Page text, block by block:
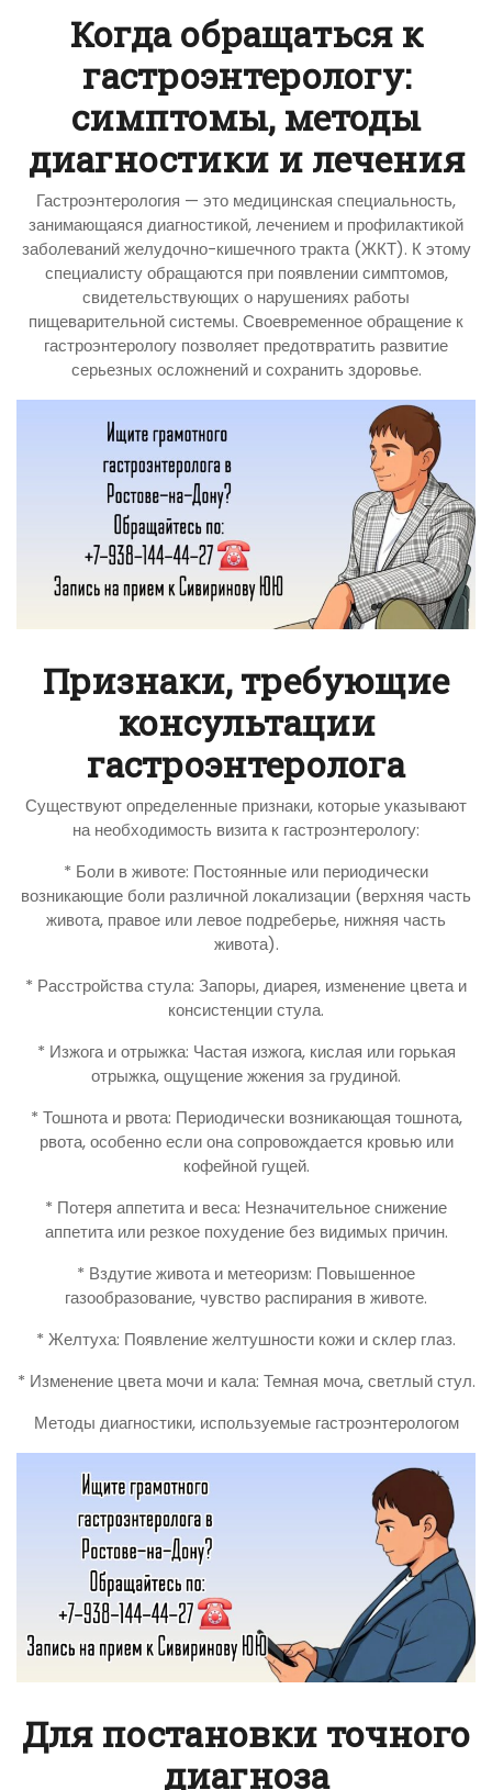
Когда обращаться к
гастроэнтерологу:
симптомы, методы
диагностики и лечения
Гастроэнтерология — это медицинская специальность,
занимающаяся диагностикой, лечением и профилактикой
заболеваний желудочно-кишечного тракта (ЖКТ). К этому
специалисту обращаются при появлении симптомов,
свидетельствующих о нарушениях работы
пищеварительной системы. Своевременное обращение к
гастроэнтерологу позволяет предотвратить развитие
серьезных осложнений и сохранить здоровье.
Признаки, требующие
консультации
гастроэнтеролога
Существуют определенные признаки, которые указывают
на необходимость визита к гастроэнтерологу:
* Боли в животе: Постоянные или периодически
возникающие боли различной локализации (верхняя часть
живота, правое или левое подреберье, нижняя часть
живота).
* Расстройства стула: Запоры, диарея, изменение цвета и
консистенции стула.
* Изжога и отрыжка: Частая изжога, кислая или горькая
отрыжка, ощущение жжения за грудиной.
* Тошнота и рвота: Периодически возникающая тошнота,
рвота, особенно если она сопровождается кровью или
кофейной гущей.
* Потеря аппетита и веса: Незначительное снижение
аппетита или резкое похудение без видимых причин.
* Вздутие живота и метеоризм: Повышенное
газообразование, чувство распирания в животе.
* Желтуха: Появление желтушности кожи и склер глаз.
* Изменение цвета мочи и кала: Темная моча, светлый стул.
Методы диагностики, используемые гастроэнтерологом
Для постановки точного
диагноза